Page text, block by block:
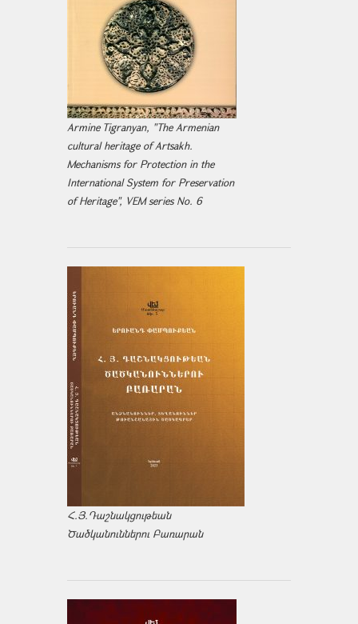
Armine Tigranyan, "The Armenian
cultural heritage of Artsakh.
Mechanisms for Protection in the
International System for Preservation
of Heritage", VEM series No. 6
Հ.Յ.Դաշնակցութեան
Ծածկանուններու Բառարան